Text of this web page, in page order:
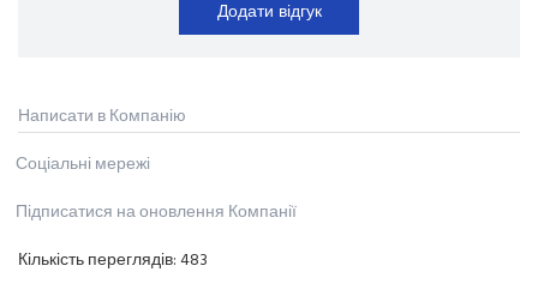
Додати відгук
Написати в Компанію
Соціальні мережі
Підписатися на оновлення Компанії
Кількість переглядів:483